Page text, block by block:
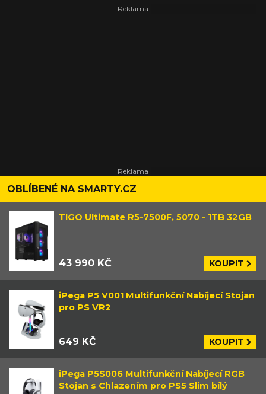
OBLÍBENÉ NA SMARTY.CZ
TIGO Ultimate R5-7500F, 5070 - 1TB 32GB
43 990 KČ KOUPIT
iPega P5 V001 Multifunkční Nabíjecí Stojan
pro PS VR2
649 KČ KOUPIT
iPega P5S006 Multifunkční Nabíjecí RGB
Stojan s Chlazením pro PS5 Slim bílý